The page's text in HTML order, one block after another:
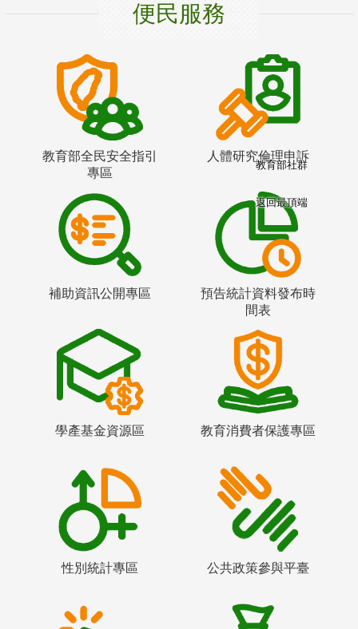
便民服務
教育部全民安全指引
專區
人體研究倫理申訴
補助資訊公開專區
預告統計資料發布時
間表
學產基金資源區 教育消費者保護專區
性別統計專區 公共政策參與平臺
教育部社群
返回最頂端